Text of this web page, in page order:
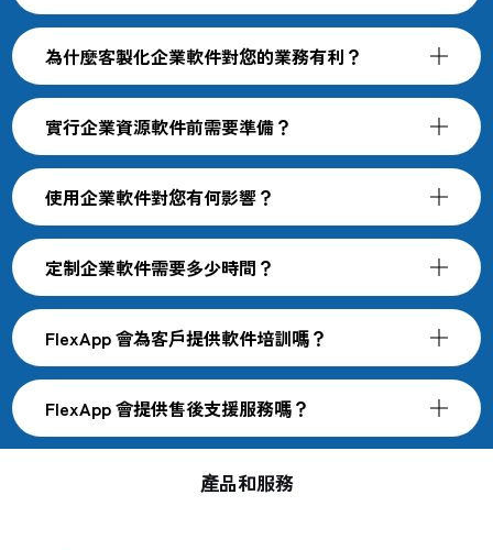
為什麼客製化企業軟件對您的業務有利？
實行企業資源軟件前需要準備？
使用企業軟件對您有何影響？
定制企業軟件需要多少時間？
FlexApp 會為客戶提供軟件培訓嗎？
FlexApp 會提供售後支援服務嗎？
產品和服務